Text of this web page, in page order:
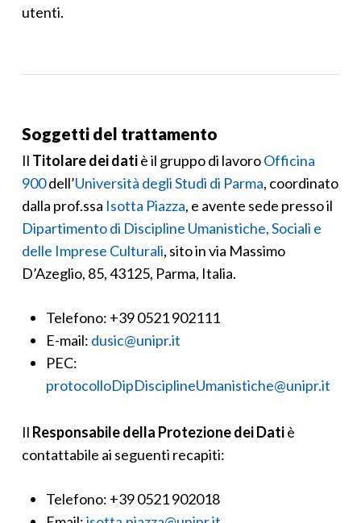
utenti.
Soggetti del trattamento
Il Titolare dei datiè il gruppo di lavoroOfficina
900dell’Università degli Studi di Parma, coordinato
dalla prof.ssa Isotta Piazza, e avente sede presso il
Dipartimento di Discipline Umanistiche, Sociali e
delle Imprese Culturali, sito in via Massimo
D’Azeglio, 85, 43125, Parma, Italia.
Telefono: +39 0521 902111
E-mail: dusic@unipr.it
PEC:
protocolloDipDisciplineUmanistiche@unipr.it
Il Responsabile della Protezione dei Datiè
contattabile ai seguenti recapiti:
Telefono: +39 0521 902018